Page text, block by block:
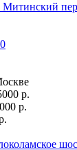
р.
р.